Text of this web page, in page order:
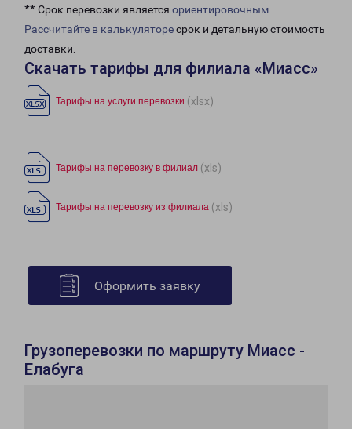
** Срок перевозки является ориентировочным
Рассчитайте в калькуляторесрок и детальную стоимость
доставки.
Скачать тарифы для филиала «Миасс»
Тарифы на услуги перевозки (xlsx)
Тарифы на перевозку в филиал (xls)
Тарифы на перевозку из филиала (xls)
Оформить заявку
Грузоперевозки по маршруту Миасс -
Елабуга